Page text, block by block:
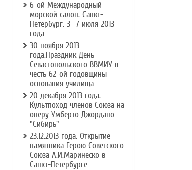
6-ой Международный
морской салон. Санкт-
Петербург. 3 -7 июля 2013
года
30 ноября 2013
года.Праздник День
Севастопольского ВВМИУ в
честь 62-ой годовщины
основания училища
20 декабря 2013 года.
Культпоход членов Союза на
оперу Умберто Джордано
"Сибирь"
23.12.2013 года. Открытие
памятника Герою Советского
Союза А.И.Маринеско в
Санкт-Петербурге